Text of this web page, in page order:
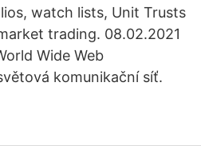
watch lists, Unit Trusts
trading. 08.02.2021
Wide Web
komunikační síť.